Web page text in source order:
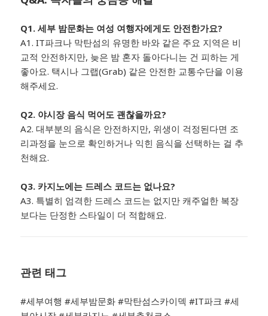
Q1. 세부 밤문화는 여성 여행자에게도 안전한가요?
A1. IT파크나 막탄섬의 유명한 바와 같은 주요 지역은 비
교적 안전하지만, 늦은 밤 혼자 돌아다니는 건 피하는 게
좋아요. 택시나 그랩(Grab) 같은 안전한 교통수단을 이용
해주세요.
Q2. 야시장 음식 먹어도 괜찮을까요?
A2. 대부분의 음식은 안전하지만, 위생이 걱정된다면 조
리과정을 눈으로 확인하거나 익힌 음식을 선택하는 걸 추
천해요.
Q3. 카지노에는 드레스 코드는 없나요?
A3. 특별히 엄격한 드레스 코드는 없지만 캐주얼한 복장
보다는 단정한 스타일이 더 적합해요.
관련 태그
#세부여행 #세부밤문화 #막탄섬스카이덱 #IT파크 #세